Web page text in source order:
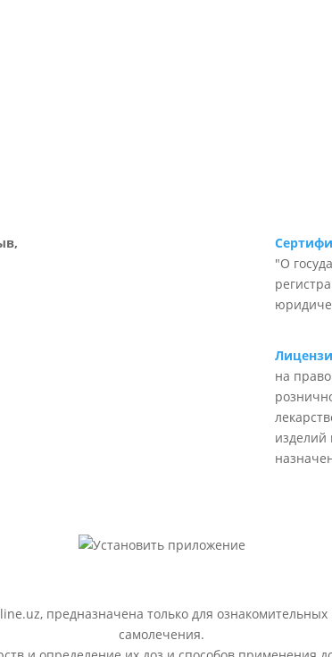
"О
на
изделий
предназначена только для
самолечения.